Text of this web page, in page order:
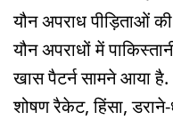
यौन अपराध पीड़िताओं
यौन अपराधों में
खास पैटर्न सामने आया है.
शोषण रैकेट, हिंसा,